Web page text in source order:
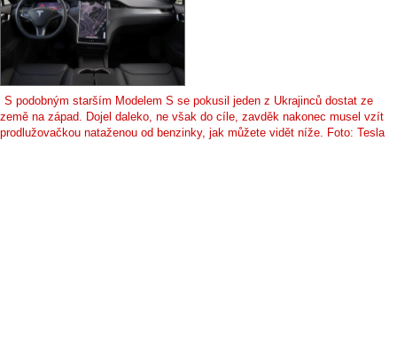
S podobným starším Modelem S se pokusil jeden z Ukrajinců dostat ze
země na západ. Dojel daleko, ne však do cíle, zavděk nakonec musel vzít
prodlužovačkou nataženou od benzinky, jak můžete vidět níže. Foto: Tesla